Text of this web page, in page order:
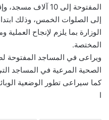
المفتوحة إلى 10
إلى الصلوات الخمس، وذلك
الوزارة بما يلزم لإنجاح
المختصة.
ويراعى في المساجد المفتوحة
الصحية المرعية في المساجد
كما سيراعى تطور الوضعية
ا